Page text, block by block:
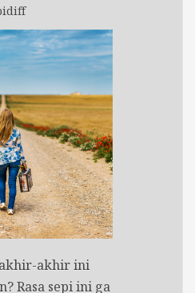
akhir ini
Rasa sepi ini ga